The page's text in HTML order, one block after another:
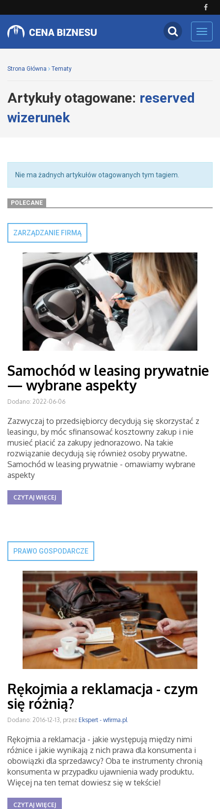
Strona Główna Tematy
Artykuły otagowane: reserved
wizerunek
Nie ma żadnych artykułów otagowanych tym tagiem.
POLECANE
ZARZĄDZANIE FIRMĄ
Samochód w leasing prywatnie
— wybrane aspekty
Dodano: 2022-06-06
Zazwyczaj to przedsiębiorcy decydują się skorzystać z
leasingu, by móc sfinansować kosztowny zakup i nie
musieć płacić za zakupy jednorazowo. Na takie
rozwiązanie decydują się również osoby prywatne.
Samochód w leasing prywatnie - omawiamy wybrane
aspekty
CZYTAJ WIĘCEJ
PRAWO GOSPODARCZE
Rękojmia a reklamacja - czym
się różnią?
Dodano: 2016-12-13, przez Ekspert - wfirma.pl
Rękojmia a reklamacja - jakie występują między nimi
różnice i jakie wynikają z nich prawa dla konsumenta i
obowiązki dla sprzedawcy? Oba te instrumenty chronią
konsumenta w przypadku ujawnienia wady produktu.
Więcej na ten temat dowiesz się w tekście!
CZYTAJ WIĘCEJ